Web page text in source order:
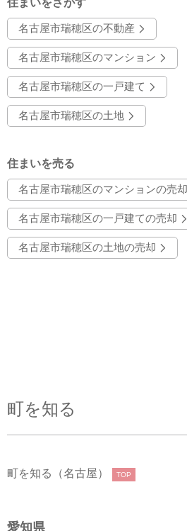
名古屋市瑞穂区の不動産
名古屋市瑞穂区のマンション
名古屋市瑞穂区の一戸建て
名古屋市瑞穂区の土地
住まいを売る
名古屋市瑞穂区のマンションの売却
名古屋市瑞穂区の一戸建ての売却
名古屋市瑞穂区の土地の売却
町を知る
町を知る（名古屋） TOP
愛知県